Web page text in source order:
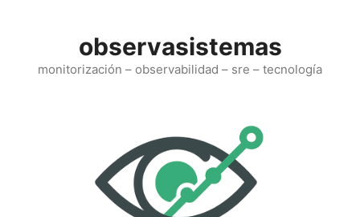
observasistemas
monitorización – observabilidad – sre – tecnología